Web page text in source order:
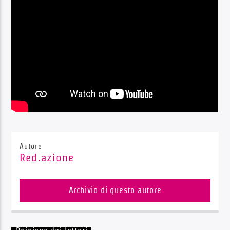
Autore
Red.azione
Archivio di questo autore